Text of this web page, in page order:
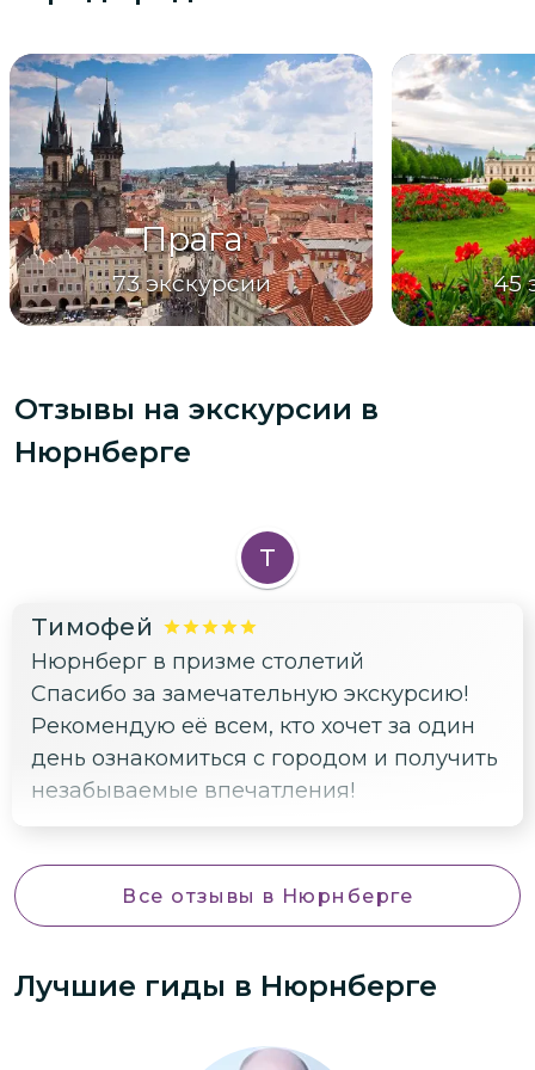
Прага
73 экскурсии 45
Отзывы на экскурсии в
Нюрнберге
Т
Тимофей
Нюрнберг в призме столетий
Спасибо за замечательную экскурсию!
Рекомендую её всем, кто хочет за один
день ознакомиться с городом и получить
незабываемые впечатления!
Все отзывы в Нюрнберге
Лучшие гиды в Нюрнберге